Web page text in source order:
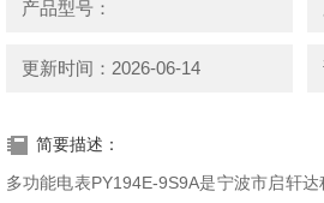
产品型号：
更新时间：2026-06-14
简要描述：
多功能电表PY194E-9S9A是宁波市启轩